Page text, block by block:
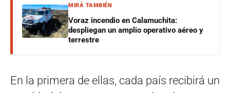
MIRÁ TAMBIÉN
Voraz incendio en Calamuchita:
despliegan un amplio operativo aéreo y
terrestre
En la primera de ellas, cada país recibirá un